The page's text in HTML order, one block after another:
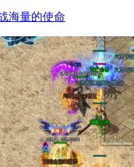
海量的使命